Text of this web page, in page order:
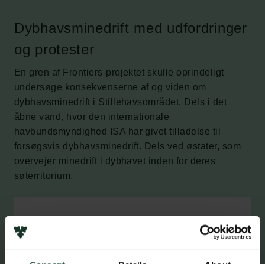
Dybhavsminedrift med udfordringer
og protester
En gren af Frontiers-projektet skulle oprindeligt
undersøge konsekvenserne af og viden om
dybhavsminedrift i Stillehavsområdet. Dels i det
åbne vand, hvor den internationale
havbundsmyndighed ISA har givet tilladelse til
forsøgsvis dybhavsminedrift. Dels ved østater, som
overvejer minedrift i dybhavet inden for deres
søterritorium.
KRITISKE MINERALER